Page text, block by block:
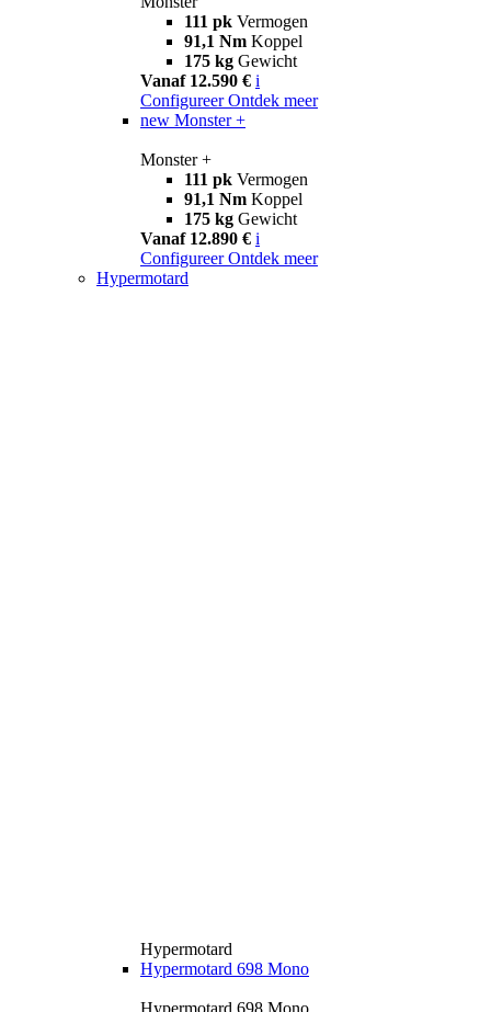
111 pk Vermogen
91,1 Nm Koppel
175 kg Gewicht
Vanaf 12.590 € i
Configureer Ontdek meer
new Monster +
Monster +
111 pk Vermogen
91,1 Nm Koppel
175 kg Gewicht
Vanaf 12.890 € i
Configureer Ontdek meer
Hypermotard
Hypermotard
Hypermotard 698 Mono
Hypermotard 698 Mono